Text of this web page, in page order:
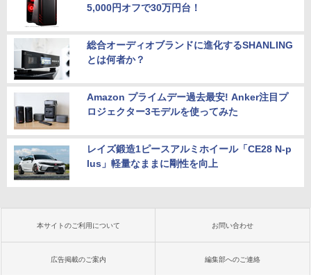
5,000円オフで30万円台！
総合オーディオブランドに進化するSHANLING
とは何者か？
Amazon プライムデー過去最安! Anker注目プ
ロジェクター3モデルを使ってみた
レイズ鍛造1ピースアルミホイール「CE28 N-p
lus」軽量なままに剛性を向上
本サイトのご利用について お問い合わせ
広告掲載のご案内 編集部へのご連絡